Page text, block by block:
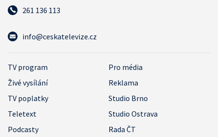
261 136 113
info@ceskatelevize.cz
TV program
Pro média
Živé vysílání
Reklama
TV poplatky
Studio Brno
Teletext
Studio Ostrava
Podcasty
Rada ČT